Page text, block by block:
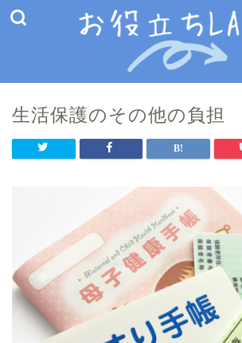
生活保護のその他の負担